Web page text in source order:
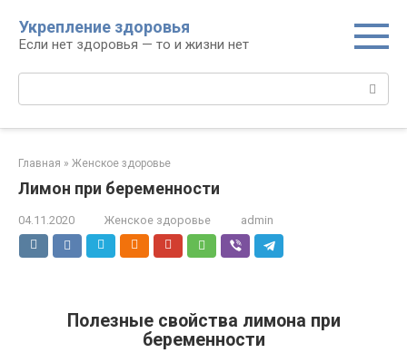
контенту
Укрепление здоровья
Если нет здоровья — то и жизни нет
Поиск:
Главная » Женское здоровье
Лимон при беременности
04.11.2020 Женское здоровье admin
Полезные свойства лимона при
беременности